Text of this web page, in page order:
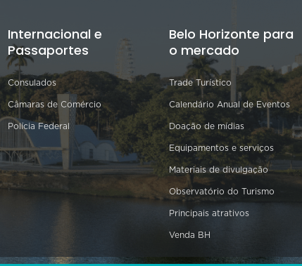
Internacional e
Passaportes
Consulados
Câmaras de Comércio
Polícia Federal
Belo Horizonte para
o mercado
Trade Turístico
Calendário Anual de Eventos
Doação de mídias
Equipamentos e serviços
Materiais de divulgação
Observatório do Turismo
Principais atrativos
Venda BH